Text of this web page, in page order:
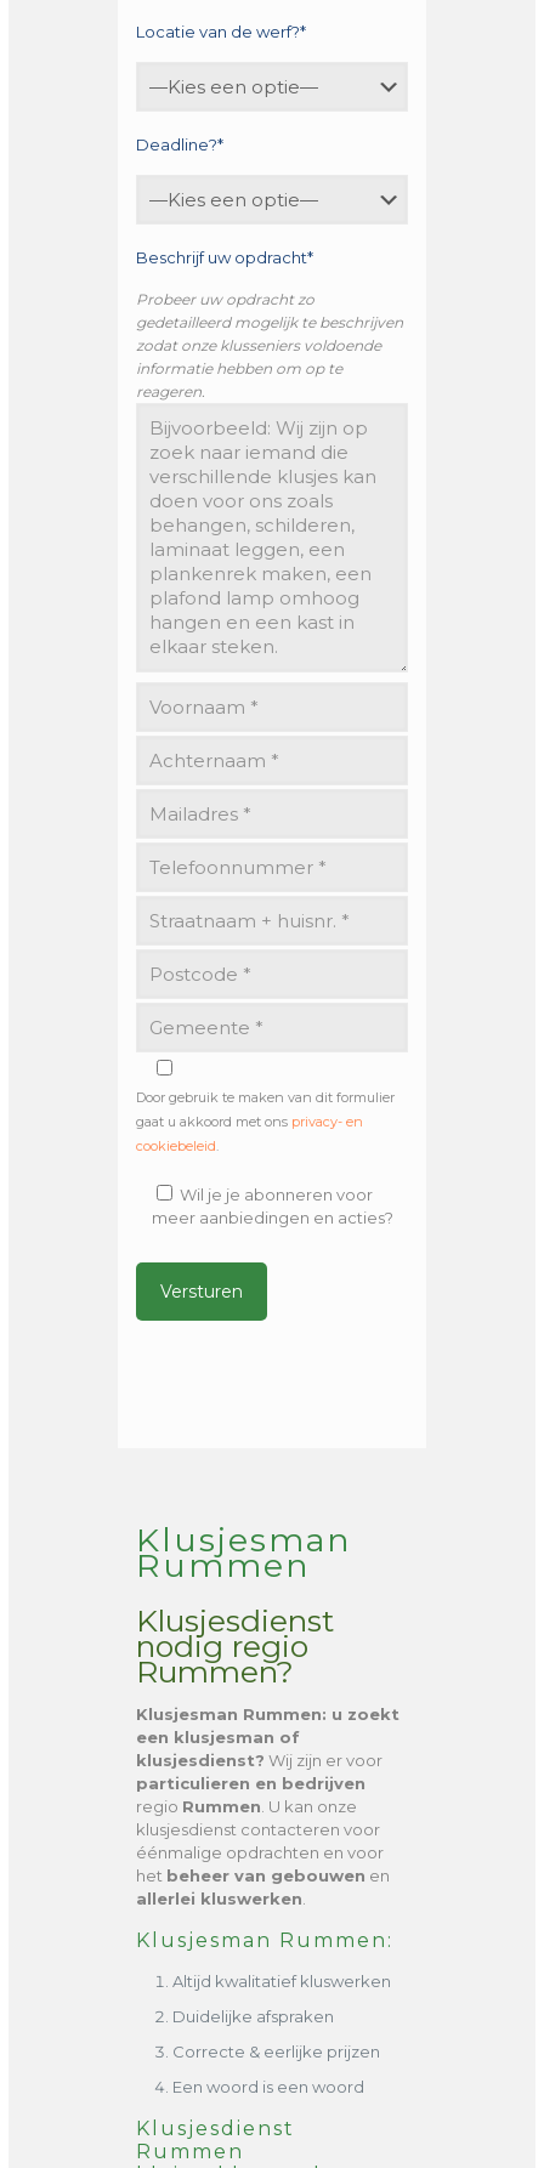
Locatie van de werf?*
Deadline?*
Beschrijf uw opdracht*
Probeer uw opdracht zo
gedetailleerd mogelijk te beschrijven
zodat onze klusseniers voldoende
informatie hebben om op te
reageren.
Door gebruik te maken van dit formulier
gaat u akkoord met ons privacy- en
cookiebeleid.
Wil je je abonneren voor
meer aanbiedingen en acties?
Klusjesman
Rummen
Klusjesdienst
nodig regio
Rummen?
Klusjesman Rummen: u zoekt
een klusjesman of
klusjesdienst? Wij zijn er voor
particulieren en bedrijven
regio Rummen . U kan onze
klusjesdienst contacteren voor
éénmalige opdrachten en voor
het beheer van gebouwen en
allerlei kluswerken
Klusjesman Rummen:
Altijd kwalitatief kluswerken
Duidelijke afspraken
Correcte & eerlijke prijzen
Een woord is een woord
Klusjesdienst
Rummen